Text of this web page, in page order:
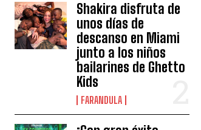
Shakira disfruta de
unos días de
descanso en Miami
junto a los niños
bailarines de Ghetto
Kids
FARANDULA